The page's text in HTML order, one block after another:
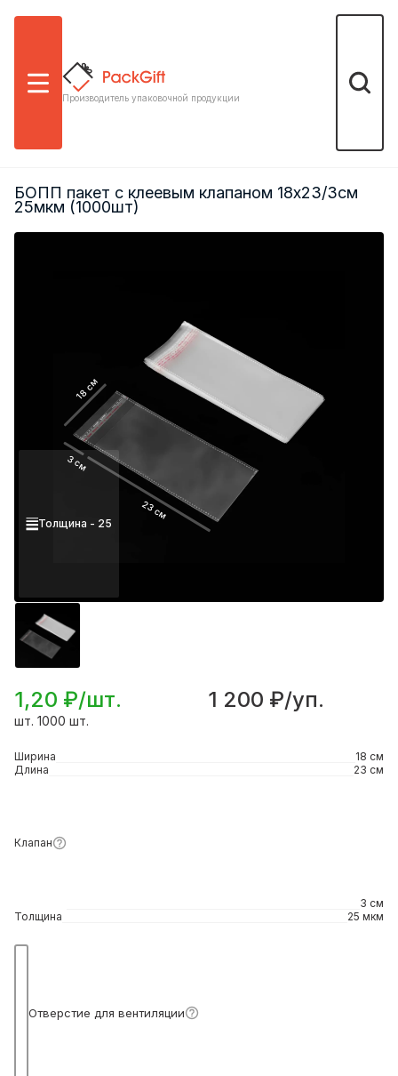
Меню
Производитель упаковочной продукции
Поиск
18 см
3 см
23 см
Толщина - 25
БОПП пакет с клеевым клапаном 18х23/3см
25мкм (1000шт)
1,20 ₽/шт. 1 200 ₽/уп.
шт. 1000 шт.
Ширина
18 см
Длина
23 см
Клапан
3 см
Толщина
25 мкм
Отверстие для вентиляции